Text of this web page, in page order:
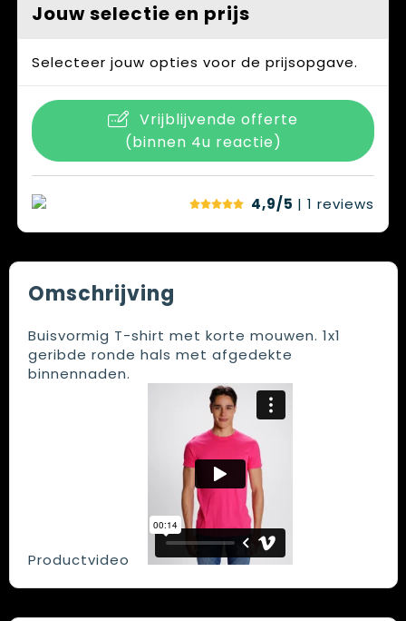
Jouw selectie en prijs
Selecteer jouw opties voor de prijsopgave.
Vrijblijvende offerte
(binnen 4u reactie)
4,9/5 | 1 reviews
Omschrijving
Buisvormig T-shirt met korte mouwen. 1x1
geribde ronde hals met afgedekte
binnennaden.
Productvideo